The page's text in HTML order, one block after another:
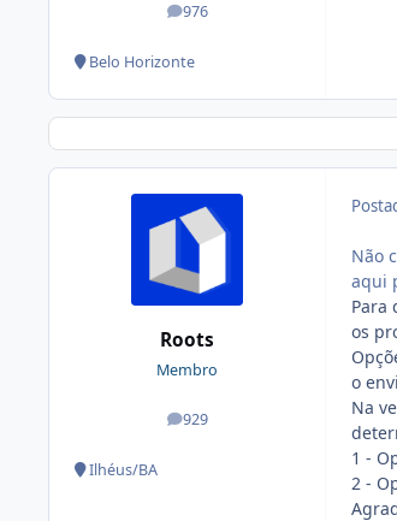
976
posts
Belo Horizonte
Roots
Membro
929
posts
Ilhéus/BA
Não
aqui
Para
os
o
Na
1 -
2 -